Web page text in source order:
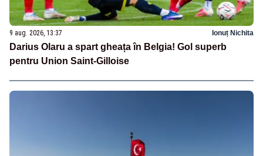
9 aug. 2026, 13:37 Ionuț Nichita
Darius Olaru a spart gheața în Belgia! Gol superb
pentru Union Saint-Gilloise